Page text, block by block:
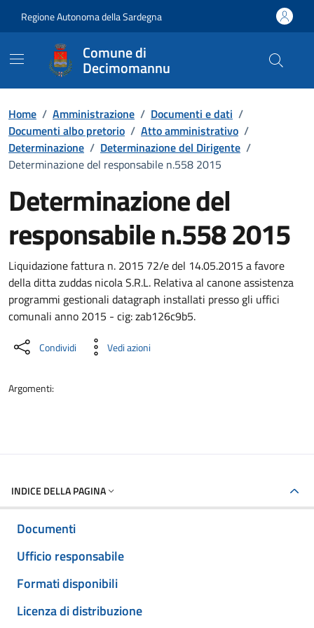
Regione Autonoma della Sardegna
Comune di
Decimomannu
Home / Amministrazione / Documenti e dati /
Documenti albo pretorio / Atto amministrativo /
Determinazione / Determinazione del Dirigente /
Determinazione del responsabile n.558 2015
Determinazione del
responsabile n.558 2015
Dettaglio del documento
Liquidazione fattura n. 2015 72/e del 14.05.2015 a favore
della ditta zuddas nicola S.R.L. Relativa al canone assistenza
programmi gestionali datagraph installati presso gli uffici
comunali anno 2015 - cig: zab126c9b5.
Condividi Vedi azioni
Argomenti:
INDICE DELLA PAGINA
Documenti
Ufficio responsabile
Formati disponibili
Licenza di distribuzione